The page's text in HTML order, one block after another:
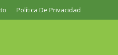
Política De Privacidad